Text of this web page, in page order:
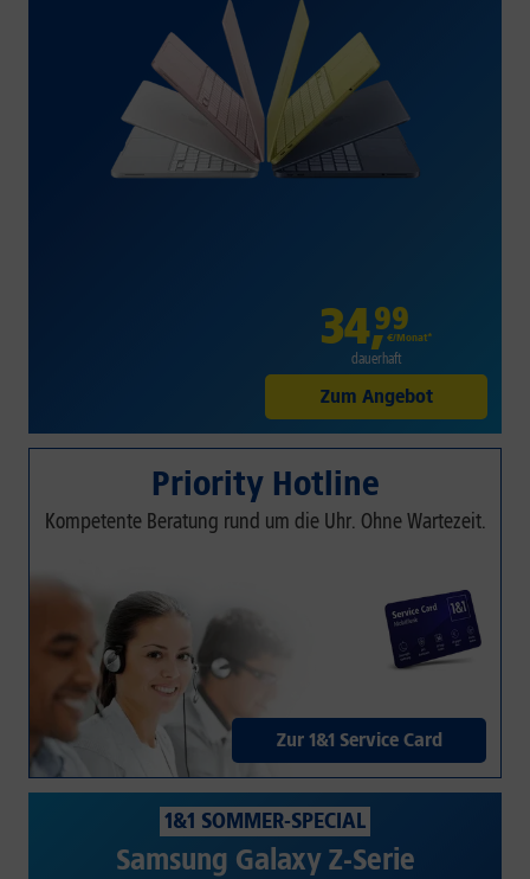
34,99
€/Monat*
dauerhaft
Zum Angebot
Priority Hotline
Kompetente Beratung rund um die Uhr. Ohne Wartezeit.
Zur 1&1 Service Card
1&1 SOMMER-SPECIAL
Samsung Galaxy Z-Serie